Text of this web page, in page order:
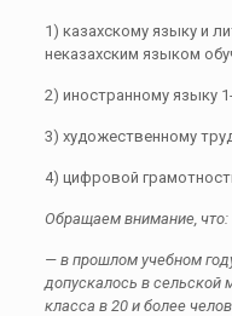
1) казахскому языку и
неказахским языком
2) иностранному языку
3) художественному
4) цифровой
Обращаем внимание, что:
— в прошлом учебном
допускалось в сельской
класса в 20 и более